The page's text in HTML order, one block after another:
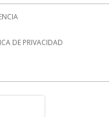
DE PRIVACIDAD